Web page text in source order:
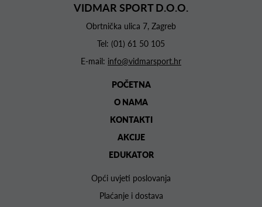
VIDMAR SPORT D.O.O.
Obrtnička ulica 7, Zagreb
Tel: (01) 61 50 105
E-mail: info@vidmarsport.hr
POČETNA
O NAMA
KONTAKTI
AKCIJE
EDUKATOR
Opći uvjeti poslovanja
Plaćanje i dostava